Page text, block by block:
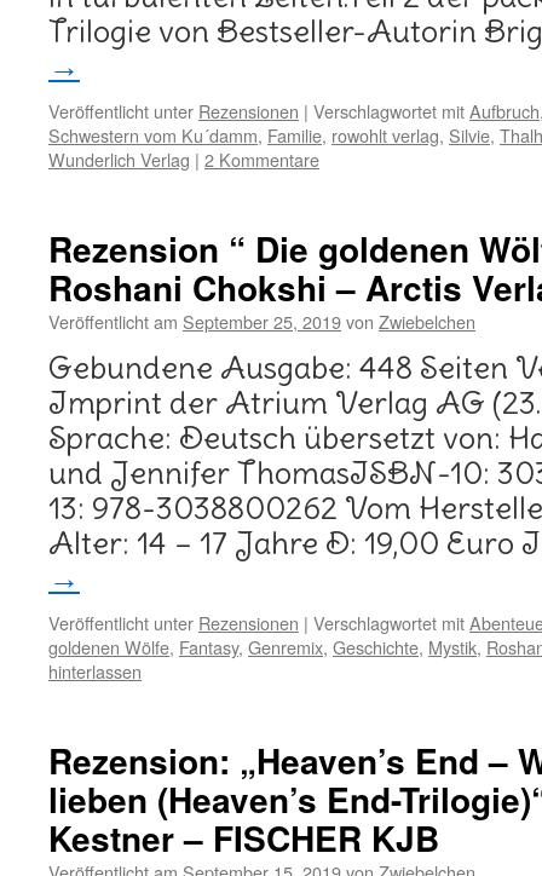
Trilogie von Bestseller-Autorin
→
Veröffentlicht unter Rezensionen | Verschlagwortet mitAufbruch
Schwestern vom Ku´damm, Familie, rowohlt verlag, Silvie,
Wunderlich Verlag | 2 Kommentare
Rezension “ Die goldenen
Roshani Chokshi – Arctis
Veröffentlicht am September 25, 2019von Zwiebelchen
Gebundene Ausgabe: 448 Seiten
Imprint der Atrium Verlag AG
Sprache: Deutsch übersetzt von:
und Jennifer ThomasISBN-10:
13: 978-3038800262 Vom
Alter: 14 – 17 Jahre D: 19,00 Euro
→
Veröffentlicht unter Rezensionen | Verschlagwortet mit
goldenen Wölfe, Fantasy, Genremix, Geschichte, Mystik,
hinterlassen
Rezension: „Heaven’s End –
lieben (Heaven’s End-
Kestner – FISCHER KJB